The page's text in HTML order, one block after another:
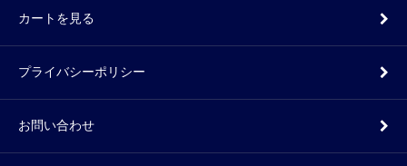
カートを見る
プライバシーポリシー
お問い合わせ